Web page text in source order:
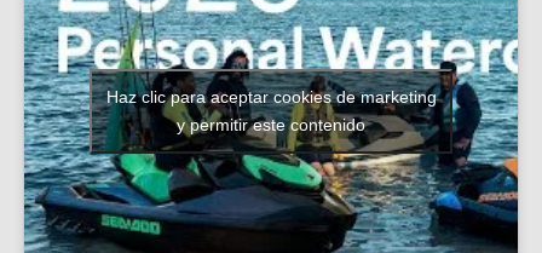
Haz clic para aceptar cookies de marketing
y permitir este contenido